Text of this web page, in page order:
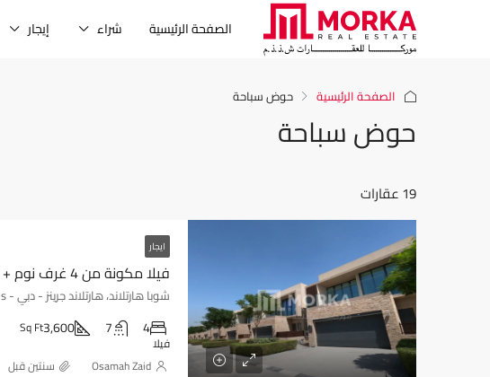
الصفحة الرئيسية شراء إيجار
الصفحة الرئيسية حوض سباحة
حوض سباحة
19 عقارات
ايجار
فيلا مكونة من 4 غرف نوم + خادمة
شوبا هارتلاند، هارتلاند جرينز - دبي - Dubai - United Arab Emirates
4
7
3,600
Sq Ft
فيلا
Osamah Zaid ‏سنتين قبل